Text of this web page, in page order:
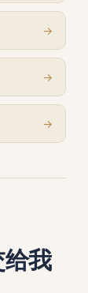
→
→
→
我